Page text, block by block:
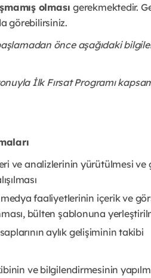
olmasıgerekmektedir.
görebilirsiniz.
önce aşağıdaki
İlk Fırsat Programı
ve analizlerinin yürütülmesi
faaliyetlerinin içerik ve
bülten şablonuna
aylık gelişiminin takibi
ve bilgilendirmesinin